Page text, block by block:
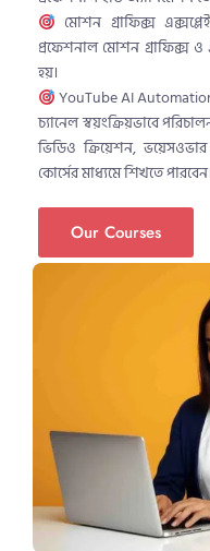
মোশন গ্রাফিক্স
প্রফেশনাল মোশন গ্রাফিক্স ও
হয়।
YouTube AI Automation:
চ্যানেল স্বয়ংক্রিয়ভাবে
ভিডিও ক্রিয়েশন,
কোর্সের মাধ্যমে শিখতে পারবেন।
Our Courses